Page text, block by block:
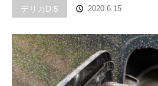
デリカD:5 2020.6.15